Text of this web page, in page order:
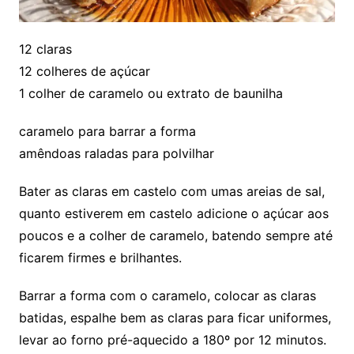
12 claras
12 colheres de açúcar
1 colher de caramelo ou extrato de baunilha
caramelo para barrar a forma
amêndoas raladas para polvilhar
Bater as claras em castelo com umas areias de sal,
quanto estiverem em castelo adicione o açúcar aos
poucos e a colher de caramelo, batendo sempre até
ficarem firmes e brilhantes.
Barrar a forma com o caramelo, colocar as claras
batidas, espalhe bem as claras para ficar uniformes,
levar ao forno pré-aquecido a 180º por 12 minutos.